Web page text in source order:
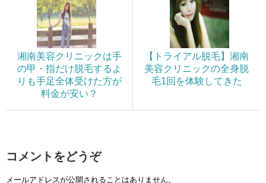
湘南美容クリニックは手
の甲・指だけ脱毛するよ
りも手足全体受けた方が
料金が安い？
【トライアル脱毛】湘南
美容クリニックの全身脱
毛1回を体験してきた
コメントをどうぞ
メールアドレスが公開されることはありません。